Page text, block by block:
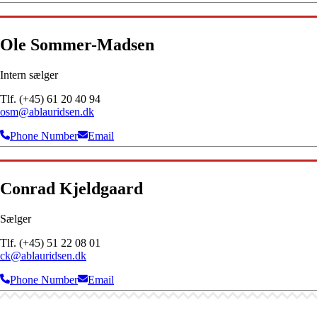
Ole Sommer-Madsen
Intern sælger
Tlf. (+45) 61 20 40 94
osm@ablauridsen.dk
Phone Number
Email
Conrad Kjeldgaard
Sælger
Tlf. (+45) 51 22 08 01
ck@ablauridsen.dk
Phone Number
Email